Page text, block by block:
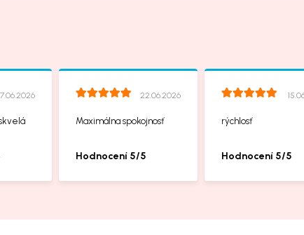
22.06.2026
Maximálna spokojnosť
Hodnocení 5/5
rýchlosť
Hodnocení 5/5